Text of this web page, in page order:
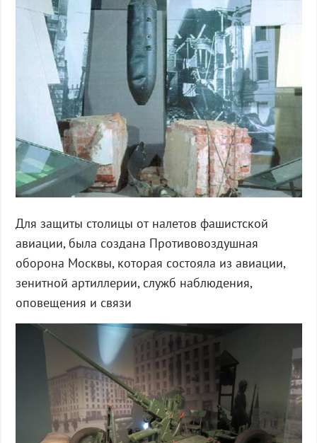
Для защиты столицы от налетов фашистской
авиации, была создана Противовоздушная
оборона Москвы, которая состояла из авиации,
зенитной артиллерии, служб наблюдения,
оповещения и связи